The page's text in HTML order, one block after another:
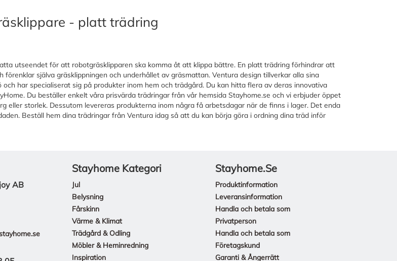
- platt trädring
utseendet för att robotgräsklipparen ska komma åt att klippa bättre. En platt trädring förhindrar att
förenklar själva gräsklippningen och underhållet av gräsmattan. Ventura design tillverkar alla sina
och har specialiserat sig på produkter inom hem och trädgård. Du kan hitta flera av deras innovativa
Du beställer enkelt våra prisvärda trädringar från vår hemsida Stayhome.se och vi erbjuder öppet
eller storlek. Dessutom levereras produkterna inom några få arbetsdagar när de finns i lager. Det enda
Beställ hem dina trädringar från Ventura idag så att du kan börja göra i ordning dina träd inför
AB
Stayhome Kategori
Jul
Belysning
Fårskinn
Värme & Klimat
Trädgård & Odling
Möbler & Heminredning
Inspiration
Stayhome.se
Produktinformation
Leveransinformation
Handla och betala som
Privatperson
Handla och betala som
Företagskund
Garanti & Ångerrätt